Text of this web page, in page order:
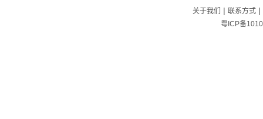
关于我们 | 联系方式|
粤ICP备